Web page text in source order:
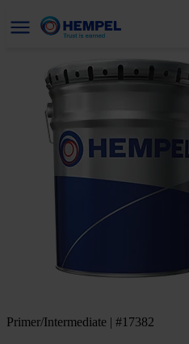
Primer/Intermediate | #17382